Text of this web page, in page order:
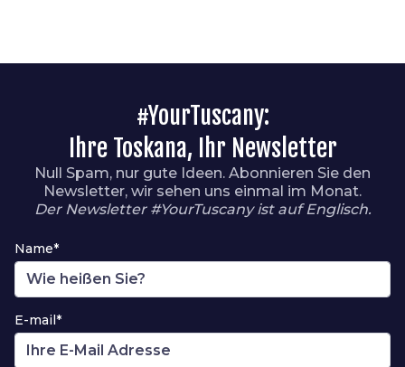
#YourTuscany:
Ihre Toskana, Ihr Newsletter
Null Spam, nur gute Ideen. Abonnieren Sie den
Newsletter, wir sehen uns einmal im Monat.
Der Newsletter #YourTuscany ist auf Englisch.
Name*
E-mail*